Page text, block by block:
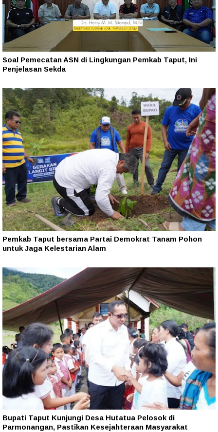
Soal Pemecatan ASN di Lingkungan Pemkab Taput, Ini
Penjelasan Sekda
Pemkab Taput bersama Partai Demokrat Tanam Pohon
untuk Jaga Kelestarian Alam
Bupati Taput Kunjungi Desa Hutatua Pelosok di
Parmonangan, Pastikan Kesejahteraan Masyarakat